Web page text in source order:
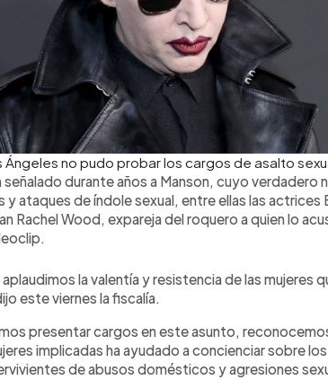
Ángeles no pudo probar los cargos de asalto
señalado durante años a Manson, cuyo verdadero
y ataques de índole sexual, entre ellas las actrices
Rachel Wood, expareja del roquero a quien lo
la valentía y resistencia de las mujeres
este viernes la fiscalía.
presentar cargos en este asunto,
implicadas ha ayudado a concienciar sobre
de abusos domésticos y agresiones